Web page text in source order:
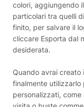
colori, aggiungendo
particolari tra quelli
finito, per salvare il
cliccare Esporta dal
desiderata.
Quando avrai
finalmente
personalizzati,